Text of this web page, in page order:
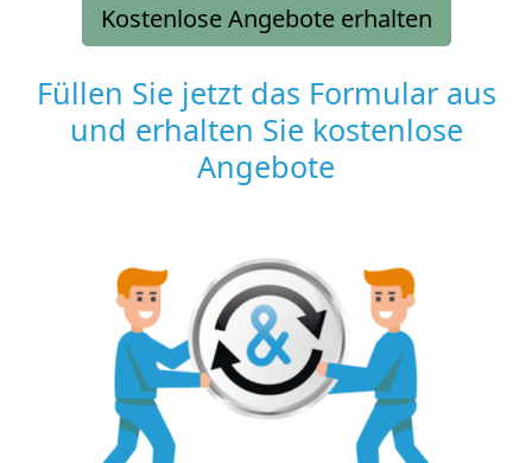
Kostenlose Angebote erhalten
Füllen Sie jetzt das Formular aus
und erhalten Sie kostenlose
Angebote